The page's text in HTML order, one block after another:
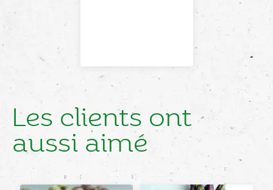
Les clients ont
aussi aimé